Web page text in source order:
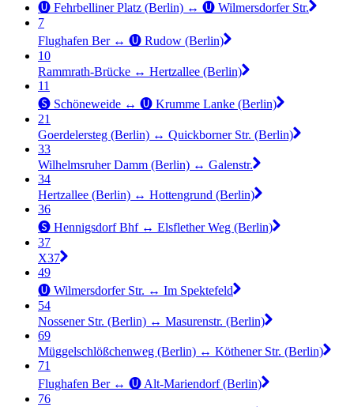
🅤 Fehrbelliner Platz (Berlin) ↔︎ 🅤 Wilmersdorfer Str.
7
Flughafen Ber ↔︎ 🅤 Rudow (Berlin)
10
Rammrath-Brücke ↔︎ Hertzallee (Berlin)
11
🅢 Schöneweide ↔︎ 🅤 Krumme Lanke (Berlin)
21
Goerdelersteg (Berlin) ↔︎ Quickborner Str. (Berlin)
33
Wilhelmsruher Damm (Berlin) ↔︎ Galenstr.
34
Hertzallee (Berlin) ↔︎ Hottengrund (Berlin)
36
🅢 Hennigsdorf Bhf ↔︎ Elsflether Weg (Berlin)
37
X37
49
🅤 Wilmersdorfer Str. ↔︎ Im Spektefeld
54
Nossener Str. (Berlin) ↔︎ Masurenstr. (Berlin)
69
Müggelschlößchenweg (Berlin) ↔︎ Köthener Str. (Berlin)
71
Flughafen Ber ↔︎ 🅤 Alt-Mariendorf (Berlin)
76